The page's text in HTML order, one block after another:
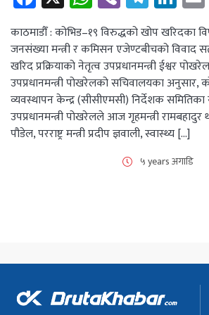
काठमाडौँ : कोभिड–१९ विरुद्धको खोप खरिदका
जनसंख्या मन्त्री र कमिसन एजेण्टबीचको विवाद
खरिद प्रक्रियाको नेतृत्व उपप्रधानमन्त्री ईश्वर
उपप्रधानमन्त्री पोखरेलको सचिवालयका अनुसार,
व्यवस्थापन केन्द्र (सीसीएमसी) निर्देशक
उपप्रधानमन्त्री पोखरेलले आज गृहमन्त्री रामबहादुर
पौडेल, परराष्ट्र मन्त्री प्रदीप ज्ञवाली, स्वास्थ्य […]
५ years अगाडि